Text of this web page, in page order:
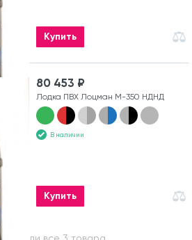
Купить
80 453 ₽
Лодка ПВХ Лоцман М-350 НДНД
В наличии
Купить